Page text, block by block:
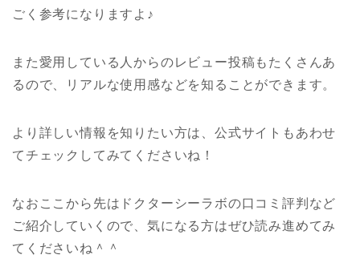
ごく参考になりますよ♪
また愛用している人からのレビュー投稿もたくさんあ
るので、リアルな使用感などを知ることができます。
より詳しい情報を知りたい方は、公式サイトもあわせ
てチェックしてみてくださいね！
なおここから先はドクターシーラボの口コミ評判など
ご紹介していくので、気になる方はぜひ読み進めてみ
てくださいね＾＾